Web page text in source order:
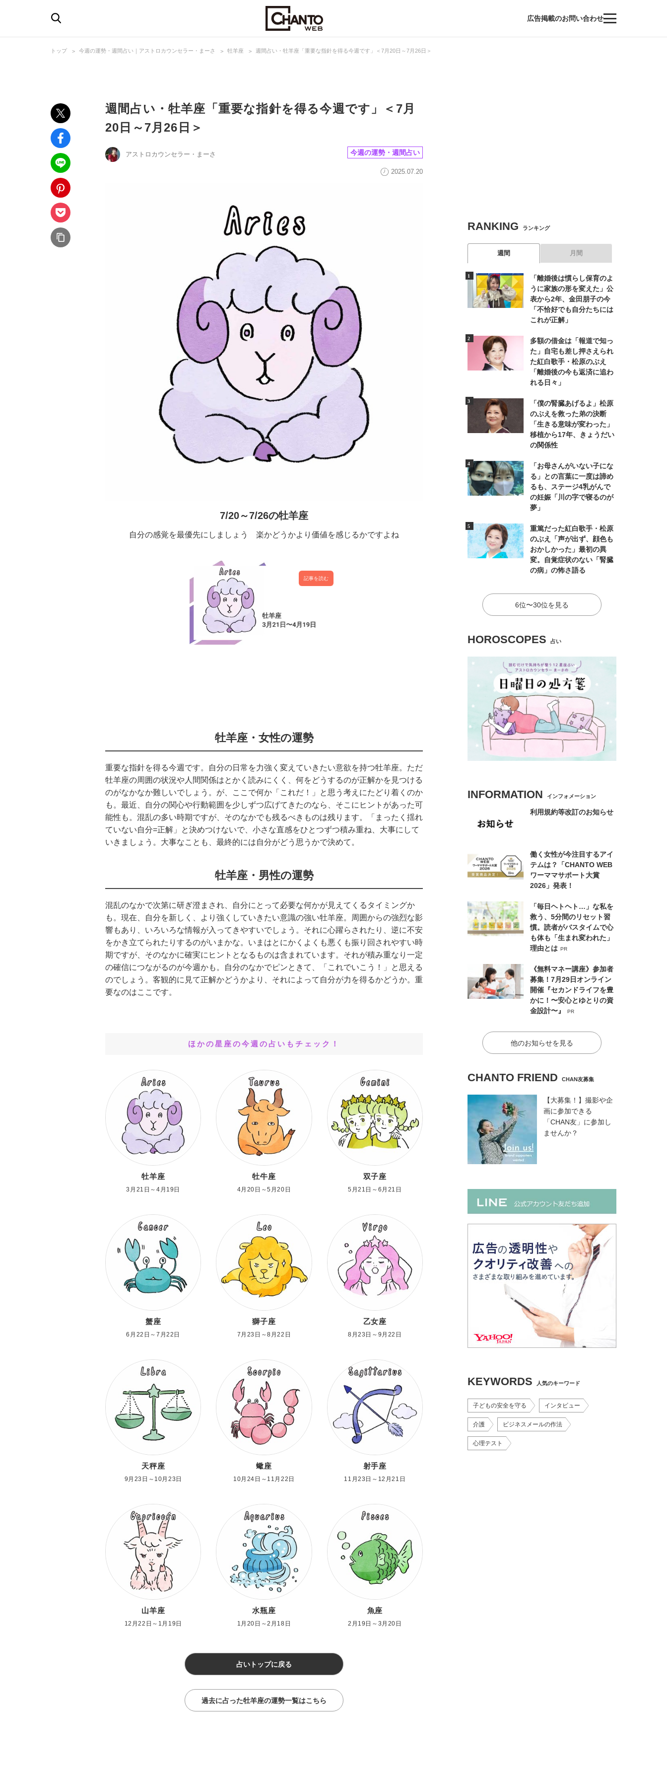
広告掲載のお問い合わせ
トップ 今週の運勢・週間占い｜アストロカウンセラー・まーさ 牡羊座 週間占い・牡羊座「重要な指針を得る今週です」＜7月20日～7月26日＞
週間占い・牡羊座「重要な指針を得る今週です」＜7月
20日～7月26日＞
アストロカウンセラー・まーさ 今週の運勢・週間占い
2025.07.20
7/20～7/26の牡羊座
自分の感覚を最優先にしましょう 楽かどうかより価値を感じるかですよね
記事を読む
牡羊座・女性の運勢
重要な指針を得る今週です。自分の日常を力強く変えていきたい意欲を持つ牡羊座。ただ
牡羊座の周囲の状況や人間関係はとかく読みにくく、何をどうするのが正解かを見つける
のがなかなか難しいでしょう。が、ここで何か「これだ！」と思う考えにたどり着くのか
も。最近、自分の関心や行動範囲を少しずつ広げてきたのなら、そこにヒントがあった可
能性も。混乱の多い時期ですが、そのなかでも残るべきものは残ります。「まったく揺れ
ていない自分=正解」と決めつけないで、小さな直感をひとつずつ積み重ね、大事にして
いきましょう。大事なことも、最終的には自分がどう思うかで決めて。
牡羊座・男性の運勢
混乱のなかで次第に研ぎ澄まされ、自分にとって必要な何かが見えてくるタイミングか
も。現在、自分を新しく、より強くしていきたい意識の強い牡羊座。周囲からの強烈な影
響もあり、いろいろな情報が入ってきやすいでしょう。それに心躍らされたり、逆に不安
をかき立てられたりするのがいまかな。いまはとにかくよくも悪くも振り回されやすい時
期ですが、そのなかに確実にヒントとなるものは含まれています。それが積み重なり一定
の確信につながるのが今週かも。自分のなかでピンときて、「これでいこう！」と思える
のでしょう。客観的に見て正解かどうかより、それによって自分が力を得るかどうか。重
要なのはここです。
ほかの星座の今週の占いもチェック！
牡羊座
3月21日～4月19日
牡牛座
4月20日～5月20日
双子座
5月21日～6月21日
蟹座
6月22日～7月22日
獅子座
7月23日～8月22日
乙女座
8月23日～9月22日
天秤座
9月23日～10月23日
蠍座
10月24日～11月22日
射手座
11月23日～12月21日
山羊座
12月22日～1月19日
水瓶座
1月20日～2月18日
魚座
2月19日～3月20日
占いトップに戻る
過去に占った牡羊座の運勢一覧はこちら
RANKING ランキング
週間 月間
「離婚後は慣らし保育のよ
うに家族の形を変えた」公
表から2年、金田朋子の今
「不恰好でも自分たちには
これが正解」
多額の借金は「報道で知っ
た」自宅も差し押さえられ
た紅白歌手・松原のぶえ
「離婚後の今も返済に追わ
れる日々」
「僕の腎臓あげるよ」松原
のぶえを救った弟の決断
「生きる意味が変わった」
移植から17年、きょうだい
の関係性
「お母さんがいない子にな
る」との言葉に一度は諦め
るも、ステージ4乳がんで
の妊娠「川の字で寝るのが
夢」
重篤だった紅白歌手・松原
のぶえ「声が出ず、顔色も
おかしかった」最初の異
変。自覚症状のない「腎臓
の病」の怖さ語る
6位〜30位を見る
HOROSCOPES 占い
INFORMATION インフォメーション
利用規約等改訂のお知らせ
働く女性が今注目するアイ
テムは？「CHANTO WEB
ワーママサポート大賞
2026」発表！
「毎日ヘトヘト…」な私を
救う、5分間のリセット習
慣。読者がバスタイムで心
も体も「生まれ変われた」
理由とは PR
《無料マネー講座》参加者
募集！7月29日オンライン
開催『セカンドライフを豊
かに！〜安心とゆとりの資
金設計〜』
PR
他のお知らせを見る
CHANTO FRIEND CHAN友募集
【大募集！】撮影や企
画に参加できる
「CHAN友」に参加し
ませんか？
KEYWORDS 人気のキーワード
子どもの安全を守る インタビュー
介護 ビジネスメールの作法
心理テスト